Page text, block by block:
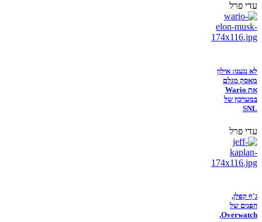
עדי פרל
לא נגענו: אילון
מאסק מגלם
את Wario
במערכון של
SNL
עדי פרל
ג'ף קפלן,
הפנים של
Overwatch,